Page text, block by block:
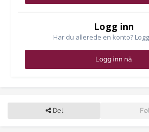
Logg inn
Har du allerede en konto?
Logg inn nå
Del